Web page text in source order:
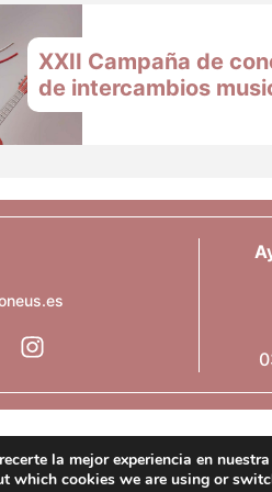
XXII Campaña de
de intercambios
la mejor experiencia en
which cookies we are using or